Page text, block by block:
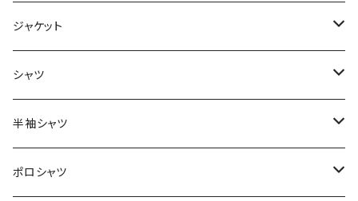
ジャケット
～44/S
46/M
48/L
シャツ
～44/S
46/M
半袖シャツ
～44/S
ポロシャツ